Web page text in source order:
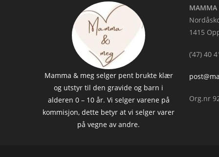
Mamma & meg selger pent brukte klær
og utstyr til den gravide og barn i
alderen 0 – 10 år. Vi selger varene på
kommisjon, dette betyr at vi selger varer
på vegne av andre.
MAMMA
1415
(’47) 40
Org.nr